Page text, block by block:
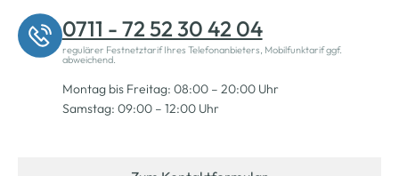
0711 - 72 52 30 42 04
regulärer Festnetztarif Ihres Telefonanbieters, Mobilfunktarif ggf.
abweichend.
Montag bis Freitag: 08:00 – 20:00 Uhr
Samstag: 09:00 – 12:00 Uhr